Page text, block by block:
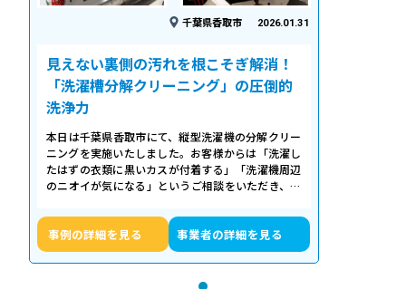
千葉県香取市 2026.01.31
見えない裏側の汚れを根こそぎ解消！
「洗濯槽分解クリーニング」の圧倒的
洗浄力
本日は千葉県香取市にて、縦型洗濯機の分解クリー
ニングを実施いたしました。お客様からは「洗濯し
たはずの衣類に黒いカスが付着する」「洗濯機周辺
のニオイが気になる」というご相談をいただき、内
事例の詳細を見る 事業者の詳細を見る